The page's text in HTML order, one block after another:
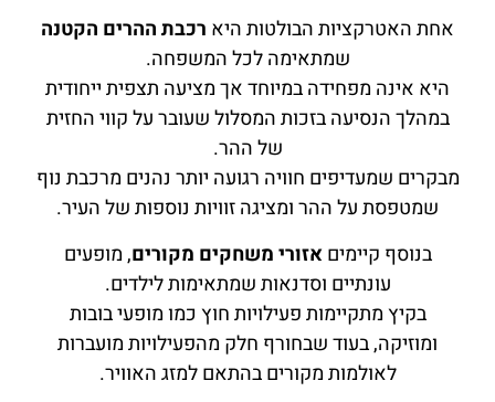
אחת האטרקציות הבולטות היא רכבת ההרים הקטנה
שמתאימה לכל המשפחה.
היא אינה מפחידה במיוחד אך מציעה תצפית ייחודית
במהלך הנסיעה בזכות המסלול שעובר על קווי החזית
של ההר.
מבקרים שמעדיפים חוויה רגועה יותר נהנים מרכבת נוף
שמטפסת על ההר ומציגה זוויות נוספות של העיר.
בנוסף קיימיםאזורי משחקים מקורים, מופעים
עונתיים וסדנאות שמתאימות לילדים.
בקיץ מתקיימות פעילויות חוץ כמו מופעי בובות
ומוזיקה, בעוד שבחורף חלק מהפעילויות מועברות
לאולמות מקורים בהתאם למזג האוויר.